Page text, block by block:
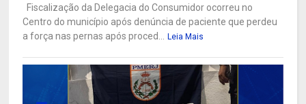
Fiscalização da Delegacia do Consumidor ocorreu no
Centro do município após denúncia de paciente que perdeu
a força nas pernas após proced... Leia Mais